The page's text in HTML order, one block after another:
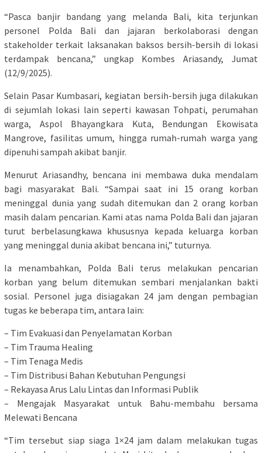
“Pasca banjir bandang yang melanda Bali, kita terjunkan
personel Polda Bali dan jajaran berkolaborasi dengan
stakeholder terkait laksanakan baksos bersih-bersih di lokasi
terdampak bencana,” ungkap Kombes Ariasandy, Jumat
(12/9/2025).
Selain Pasar Kumbasari, kegiatan bersih-bersih juga dilakukan
di sejumlah lokasi lain seperti kawasan Tohpati, perumahan
warga, Aspol Bhayangkara Kuta, Bendungan Ekowisata
Mangrove, fasilitas umum, hingga rumah-rumah warga yang
dipenuhi sampah akibat banjir.
Menurut Ariasandhy, bencana ini membawa duka mendalam
bagi masyarakat Bali. “Sampai saat ini 15 orang korban
meninggal dunia yang sudah ditemukan dan 2 orang korban
masih dalam pencarian. Kami atas nama Polda Bali dan jajaran
turut berbelasungkawa khususnya kepada keluarga korban
yang meninggal dunia akibat bencana ini,” tuturnya.
Ia menambahkan, Polda Bali terus melakukan pencarian
korban yang belum ditemukan sembari menjalankan bakti
sosial. Personel juga disiagakan 24 jam dengan pembagian
tugas ke beberapa tim, antara lain:
– Tim Evakuasi dan Penyelamatan Korban
– Tim Trauma Healing
– Tim Tenaga Medis
– Tim Distribusi Bahan Kebutuhan Pengungsi
– Rekayasa Arus Lalu Lintas dan Informasi Publik
– Mengajak Masyarakat untuk Bahu-membahu bersama
Melewati Bencana
“Tim tersebut siap siaga 1×24 jam dalam melakukan tugas